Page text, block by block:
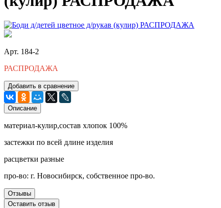
Арт. 184-2
РАСПРОДАЖА
Добавить в сравнение
Описание
материал-кулир,состав хлопок 100%
застежки по всей длине изделия
расцветки разные
про-во: г. Новосибирск, собственное про-во.
Отзывы
Оставить отзыв